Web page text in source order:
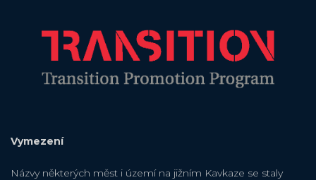
Vymezení
Názvy některých měst i území na jižním Kavkaze se staly